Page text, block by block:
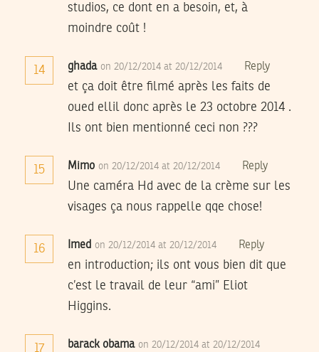
studios, ce dont en a besoin, et, à
moindre coût !
14 ghada on 20/12/2014 at 20/12/2014 Reply
et ça doit être filmé après les faits de
oued ellil donc après le 23 octobre 2014 .
Ils ont bien mentionné ceci non ???
15 Mimo on 20/12/2014 at 20/12/2014 Reply
Une caméra Hd avec de la crème sur les
visages ça nous rappelle qqe chose!
16 Imed on 20/12/2014 at 20/12/2014 Reply
en introduction; ils ont vous bien dit que
c’est le travail de leur “ami” Eliot
Higgins.
17 barack obama on 20/12/2014 at 20/12/2014